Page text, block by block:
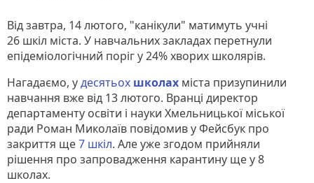
Від завтра, 14 лютого, "канікули" матимуть учні
26 шкіл міста. У навчальних закладах перетнули
епідеміологічний поріг у 24% хворих школярів.
Нагадаємо, удесятьох школах міста призупинили
навчання вже від 13 лютого. Вранці директор
департаменту освіти і науки Хмельницької міської
ради Роман Миколаїв повідомив у Фейсбук про
закриття ще7 шкіл. Але уже згодом прийняли
рішення про запровадження карантину ще у 8
школах.